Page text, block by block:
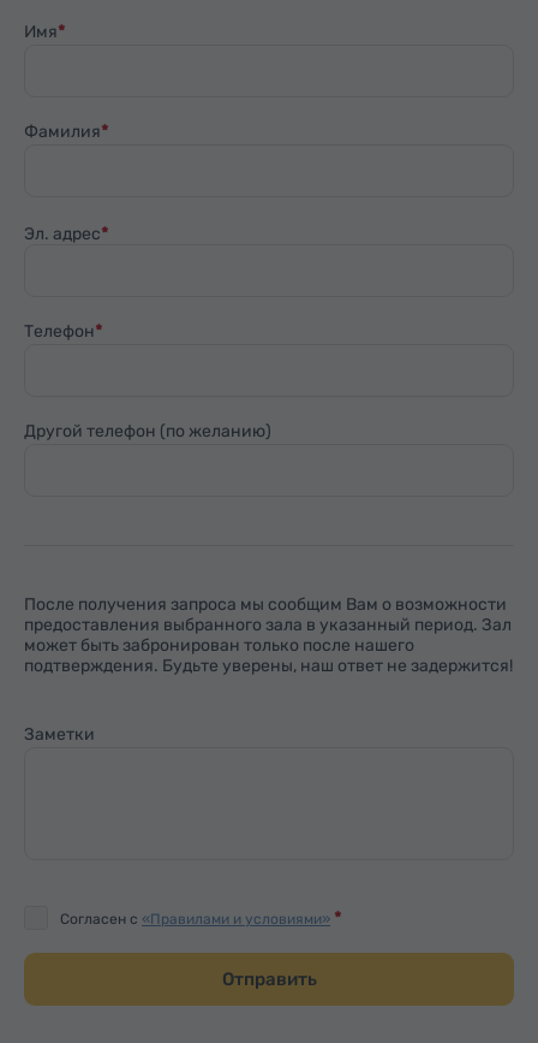
Имя
Фамилия
Эл. адрес
Телефон
Другой телефон (по желанию)
После получения запроса мы сообщим Вам о возможности
предоставления выбранного зала в указанный период. Зал
может быть забронирован только после нашего
подтверждения. Будьте уверены, наш ответ не задержится!
Заметки
Согласен с «Правилами и условиями»
Отправить